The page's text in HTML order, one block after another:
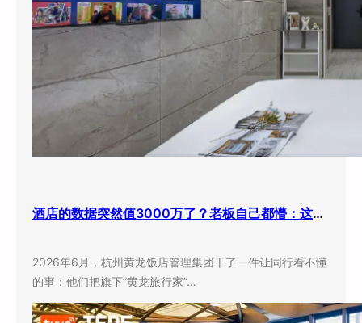
酒店的数据突然值3000万了？老板自己都懵：这玩意儿还能卖钱？
2026年6月，杭州黄龙饭店管理集团干了一件让同行看不懂
的事：他们把旗下”黄龙旅行家”…